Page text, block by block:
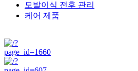
모발이식 전후 관리
케어 제품